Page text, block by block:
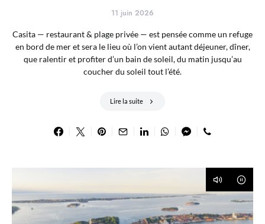
11 juin 2026
Casita — restaurant & plage privée — est pensée comme un refuge
en bord de mer et sera le lieu où l’on vient autant déjeuner, dîner,
que ralentir et profiter d’un bain de soleil, du matin jusqu’au
coucher du soleil tout l’été.
Lire la suite